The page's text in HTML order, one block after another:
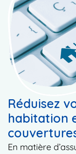
Réduisez
habitation
En matière